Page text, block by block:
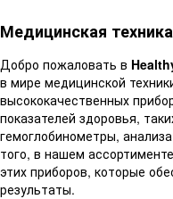
Медицинская
Добро пожаловать в
в мире медицинской
высококачественных
показателей здоровья,
гемоглобинометры,
того, в нашем
этих приборов, которые
результаты.